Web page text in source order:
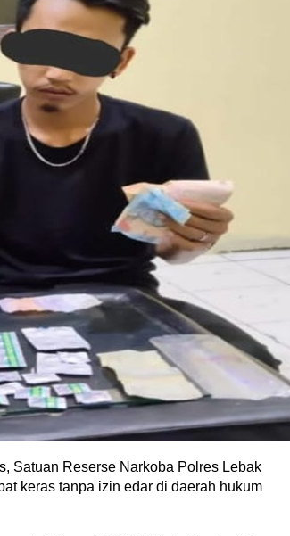
Satuan Reserse Narkoba Polres Lebak
keras tanpa izin edar di daerah hukum